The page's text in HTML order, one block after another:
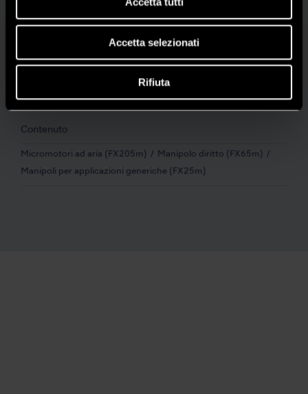
Accetta selezionati
Rifiuta
FX205m B2 set Y1002753
Midwest 4 vie / Borden 2 vie
Contenuto
Micromotori ad aria (FX205m) Manipolo diritto (FX65m)
Manipoli per applicazioni generiche (FX25m)